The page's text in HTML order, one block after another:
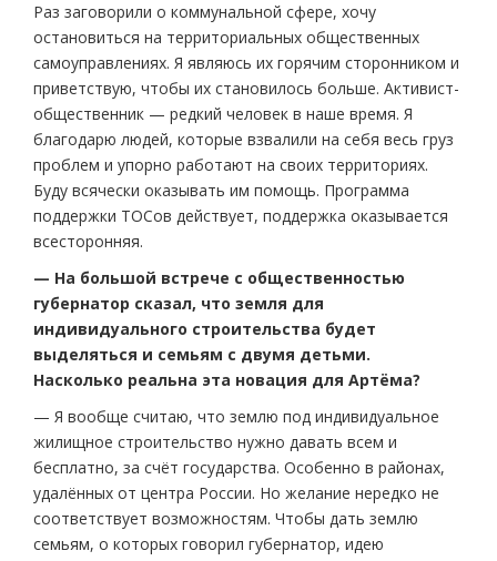
Раз заговорили о коммунальной сфере, хочу
остановиться на территориальных общественных
самоуправлениях. Я являюсь их горячим сторонником и
приветствую, чтобы их становилось больше. Активист-
общественник — редкий человек в наше время. Я
благодарю людей, которые взвалили на себя весь груз
проблем и упорно работают на своих территориях.
Буду всячески оказывать им помощь. Программа
поддержки ТОСов действует, поддержка оказывается
всесторонняя.
— На большой встрече с общественностью
губернатор сказал, что земля для
индивидуального строительства будет
выделяться и семьям с двумя детьми.
Насколько реальна эта новация для Артёма?
— Я вообще считаю, что землю под индивидуальное
жилищное строительство нужно давать всем и
бесплатно, за счёт государства. Особенно в районах,
удалённых от центра России. Но желание нередко не
соответствует возможностям. Чтобы дать землю
семьям, о которых говорил губернатор, идею